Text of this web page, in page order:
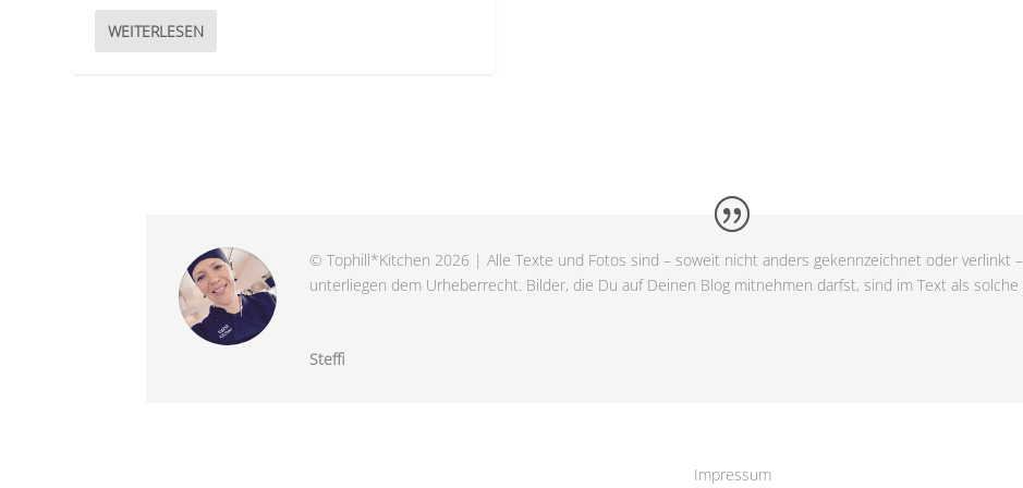
WEITERLESEN
© Tophill*Kitchen 2026 | Alle Texte und Fotos sind – soweit nicht anders gekennzeichnet oder verlinkt
unterliegen dem Urheberrecht. Bilder, die Du auf Deinen Blog mitnehmen darfst, sind im Text als solche
Steffi
Impressum